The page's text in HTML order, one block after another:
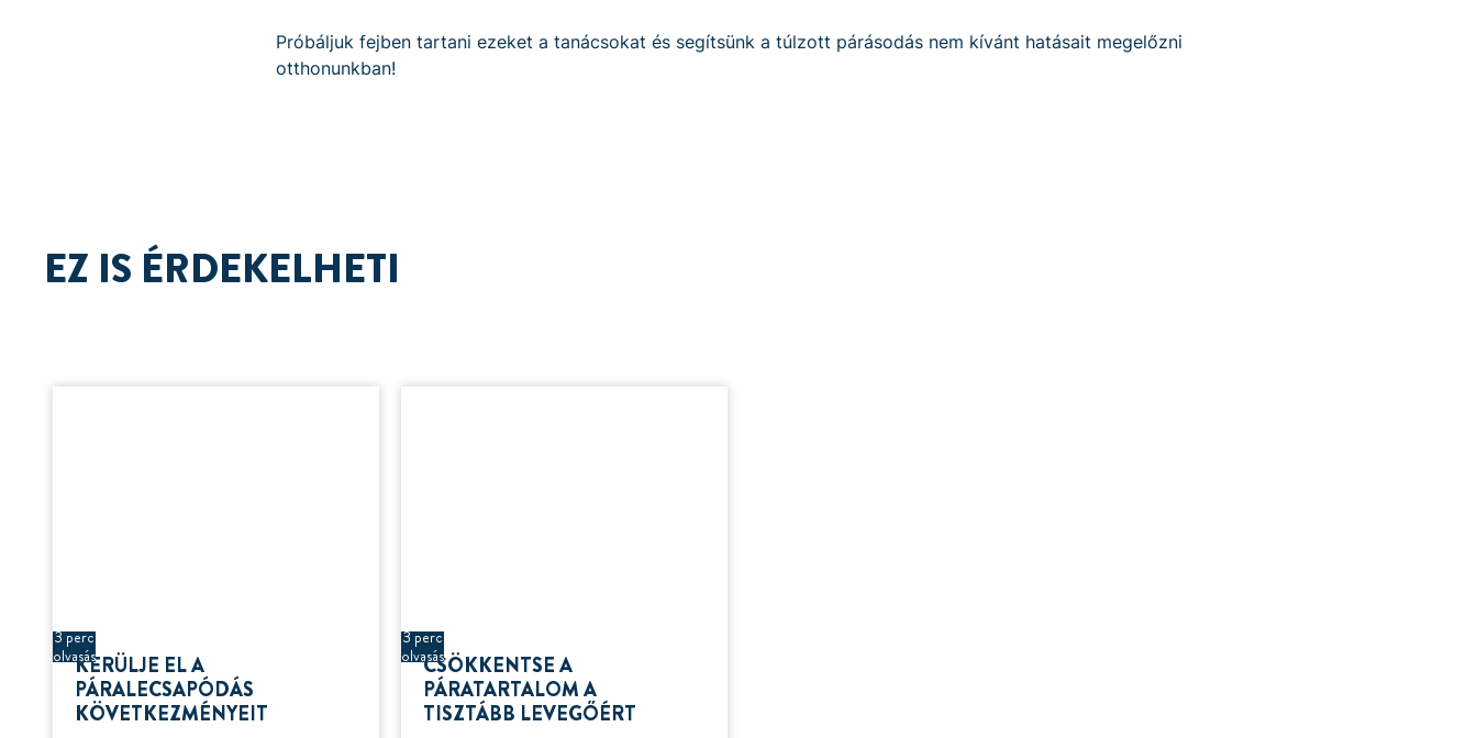
Próbáljuk fejben tartani ezeket a tanácsokat és segítsünk a túlzott párásodás nem kívánt hatásait megelőzni
otthonunkban!
EZ IS ÉRDEKELHETI
3 perc
olvasásKERÜLJE EL A
PÁRALECSAPÓDÁS
KÖVETKEZMÉNYEIT
3 perc
olvasásCSÖKKENTSE A
PÁRATARTALOM A
TISZTÁBB LEVEGŐÉRT